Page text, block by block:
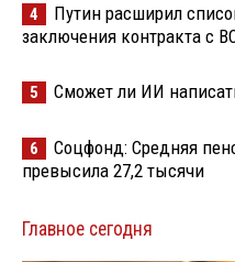
4
Путин расширил
заключения контракта с
5 Сможет ли ИИ
6
Соцфонд: Средняя
превысила 27,2 тысячи
Главное сегодня